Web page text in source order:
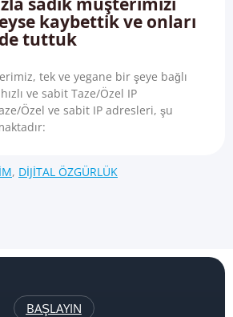
kaybettik ve onları
tuttuk
tek ve yegane bir şeye bağlı
ve sabit Taze/Özel IP
Özel ve sabit IP adresleri, şu
, DIJITAL ÖZGÜRLÜK
BAŞLAYIN